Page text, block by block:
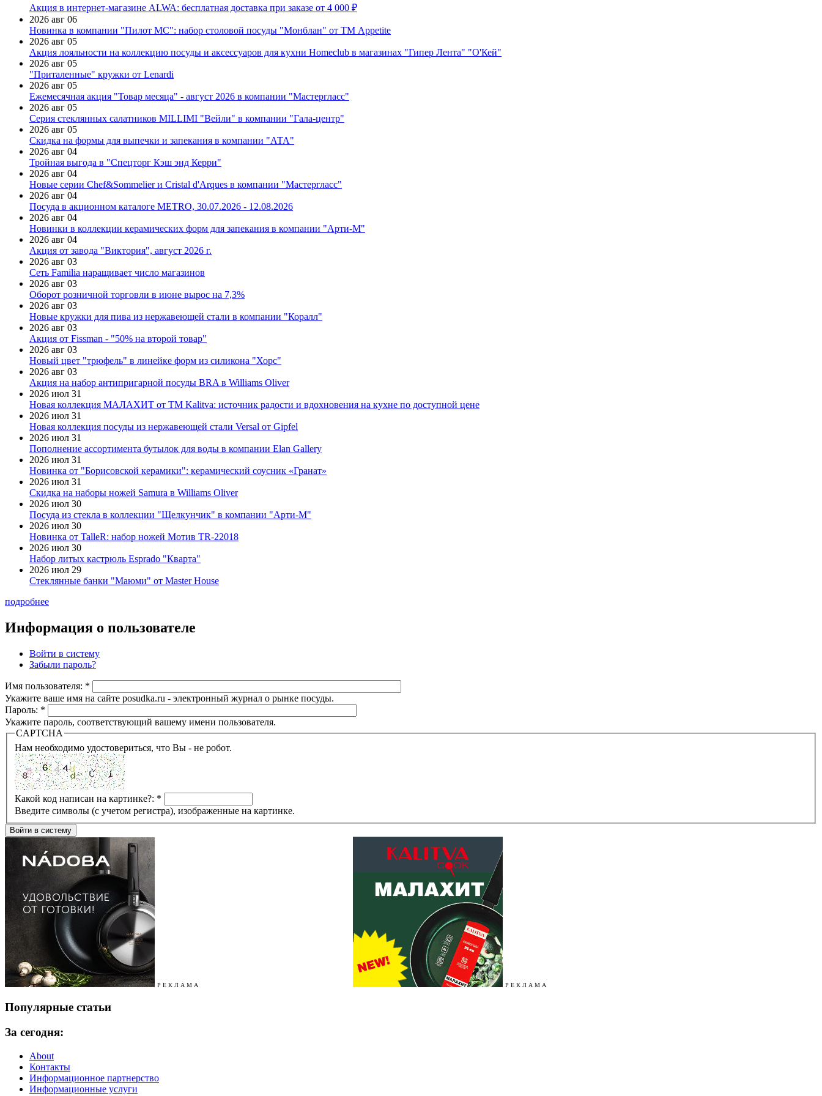
Акция в интернет-магазине ALWA: бесплатная доставка при заказе от 4 000 ₽
2026 авг 06
Новинка в компании "Пилот МС": набор столовой посуды "Монблан" от ТМ Appetite
2026 авг 05
Акция лояльности на коллекцию посуды и аксессуаров для кухни Homeclub в магазинах "Гипер Лента" "О'Кей"
2026 авг 05
"Приталенные" кружки от Lenardi
2026 авг 05
Ежемесячная акция "Товар месяца" - август 2026 в компании "Мастергласс"
2026 авг 05
Серия стеклянных салатников MILLIMI "Вейли" в компании "Гала-центр"
2026 авг 05
Скидка на формы для выпечки и запекания в компании "АТА"
2026 авг 04
Тройная выгода в "Спецторг Кэш энд Керри"
2026 авг 04
Новые серии Chef&Sommelier и Cristal d'Arques в компании "Мастергласс"
2026 авг 04
Посуда в акционном каталоге METRO, 30.07.2026 - 12.08.2026
2026 авг 04
Новинки в коллекции керамических форм для запекания в компании "Арти-М"
2026 авг 04
Акция от завода "Виктория", август 2026 г.
2026 авг 03
Сеть Familia наращивает число магазинов
2026 авг 03
Оборот розничной торговли в июне вырос на 7,3%
2026 авг 03
Новые кружки для пива из нержавеющей стали в компании "Коралл"
2026 авг 03
Акция от Fissman - "50% на второй товар"
2026 авг 03
Новый цвет "трюфель" в линейке форм из силикона "Хорс"
2026 авг 03
Акция на набор антипригарной посуды BRA в Williams Oliver
2026 июл 31
Новая коллекция МАЛАХИТ от ТМ Kalitva: источник радости и вдохновения на кухне по доступной цене
2026 июл 31
Новая коллекция посуды из нержавеющей стали Versal от Gipfel
2026 июл 31
Пополнение ассортимента бутылок для воды в компании Elan Gallery
2026 июл 31
Новинка от "Борисовской керамики": керамический соусник «Гранат»
2026 июл 31
Скидка на наборы ножей Samura в Williams Oliver
2026 июл 30
Посуда из стекла в коллекции "Щелкунчик" в компании "Арти-М"
2026 июл 30
Новинка от TalleR: набор ножей Мотив TR-22018
2026 июл 30
Набор литых кастрюль Esprado "Кварта"
2026 июл 29
Стеклянные банки "Маюми" от Master House
подробнее
Информация о пользователе
Войти в систему
Забыли пароль?
Имя пользователя: *
Укажите ваше имя на сайте posudka.ru - электронный журнал о рынке посуды.
Пароль: *
Укажите пароль, соответствующий вашему имени пользователя.
CAPTCHA
Нам необходимо удостовериться, что Вы - не робот.
Какой код написан на картинке?: *
Введите символы (с учетом регистра), изображенные на картинке.
Р Е К Л А М А Р Е К Л А М А
Популярные статьи
За сегодня:
About
Контакты
Информационное партнерство
Информационные услуги